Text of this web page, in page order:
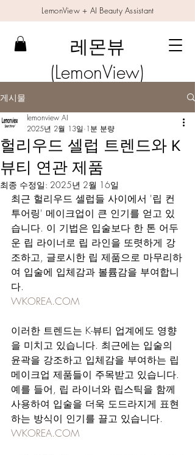
LemonView + AI Beauty Assistant
레몬뷰
(LemonView)
게시물
헐리우드 셀럽 트렌드와 K
뷰티 연관 제품
lemonview AI
2025년 2월 13일 1분 분량
최종 수정일: 2025년 2월 16일
최근 헐리우드 셀럽들 사이에서 '립 컨
투어링' 메이크업이 큰 인기를 얻고 있
습니다. 이 기법은 입술보다 한 톤 어두
운 립 라이너로 립 라인을 또렷하게 강
조하고, 글로시한 립 제품으로 마무리하
여 입술에 입체감과 볼륨감을 부여합니
다.
WKOREA.COM
이러한 트렌드는 K-뷰티 업계에도 영향
을 미치고 있습니다. 최근에는 입술의
윤곽을 강조하고 입체감을 부여하는 립
메이크업 제품들이 주목받고 있습니다.
예를 들어, 립 라이너와 립스틱을 함께
사용하여 입술을 더욱 도드라지게 표현
하는 방식이 인기를 끌고 있습니다.
WKOREA.COM